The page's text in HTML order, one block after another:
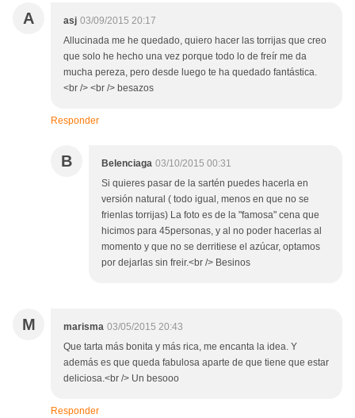
A asj 03/09/2015 20:17
Allucinada me he quedado, quiero hacer las torrijas que creo
que solo he hecho una vez porque todo lo de freír me da
mucha pereza, pero desde luego te ha quedado fantástica.
<br /> <br /> besazos
Responder
B Belenciaga 03/10/2015 00:31
Si quieres pasar de la sartén puedes hacerla en
versión natural ( todo igual, menos en que no se
frienlas torrijas) La foto es de la "famosa" cena que
hicimos para 45personas, y al no poder hacerlas al
momento y que no se derritiese el azúcar, optamos
por dejarlas sin freir.<br /> Besinos
M marisma 03/05/2015 20:43
Que tarta más bonita y más rica, me encanta la idea. Y
además es que queda fabulosa aparte de que tiene que estar
deliciosa.<br /> Un besooo
Responder